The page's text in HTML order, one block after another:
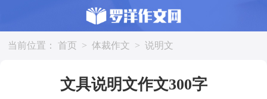
当前位置： 首页 > 体裁作文 > 说明文
文具说明文作文300字